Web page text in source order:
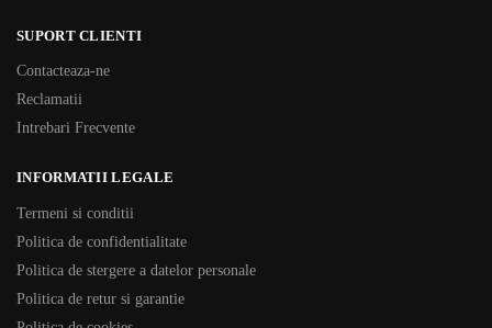
SUPORT CLIENTI
Contacteaza-ne
Reclamatii
Intrebari Frecvente
INFORMATII LEGALE
Termeni si conditii
Politica de confidentialitate
Politica de stergere a datelor personale
Politica de retur si garantie